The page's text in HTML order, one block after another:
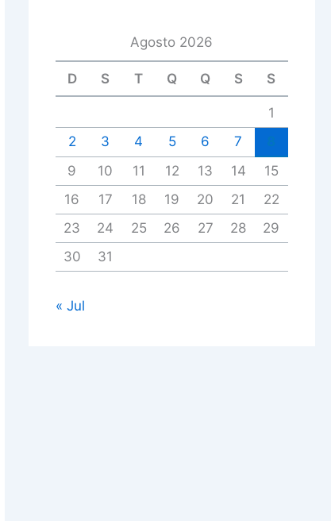
Agosto 2026
D S T Q Q S S
1
2
3 4 5 6 7
9
10 11 12 13 14
15
16
17 18 19 20 21
22
23
24 25 26 27 28
29
30
31
« Jul